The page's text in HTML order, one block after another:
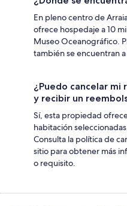
En pleno centro de
ofrece hospedaje a 10
Museo Oceanográfico.
también se encuentran a
¿Puedo cancelar
y recibir un
Sí, esta propiedad
habitación
Consulta la política de
sitio para obtener más
o requisito.